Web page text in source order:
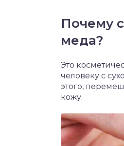
Почему
меда?
Это
человеку с
этого,
кожу.